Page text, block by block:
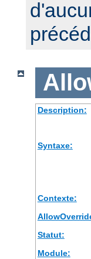
Description:
Syntaxe:
Contexte:
Statut:
Module: